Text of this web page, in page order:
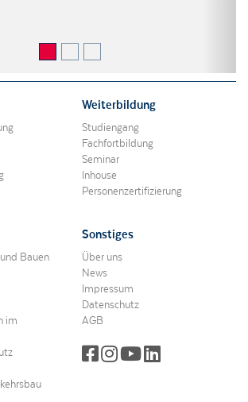
Weiterbildung
Studiengang
Fachfortbildung
Seminar
Inhouse
Personenzertifizierung
Bauen
im
Sonstiges
Über uns
News
Impressum
Datenschutz
AGB